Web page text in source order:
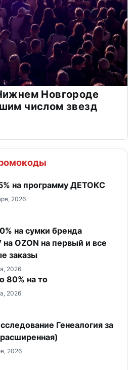
Новгороде
числом звезд
на программу ДЕТОКС
2026
на сумки бренда
на OZON на первый и все
заказы
2026
80% на то
2026
Генеалогия за
2026